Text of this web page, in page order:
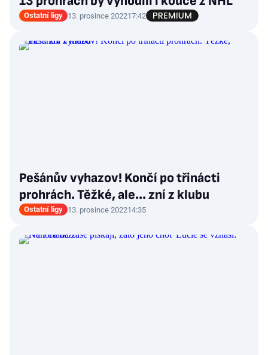
Ostatní ligy 13. prosince 202217:42
Pešánův vyhazov! Končí po třinácti
prohrách. Těžké, ale... zní z klubu
Ostatní ligy 13. prosince 202214:35